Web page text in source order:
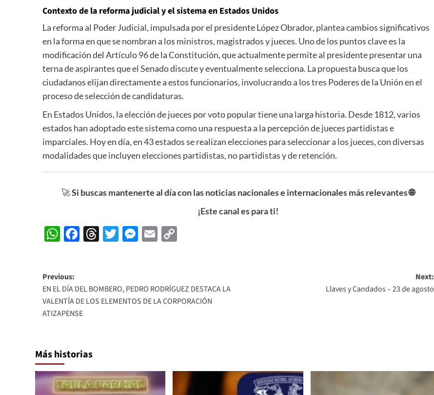
Contexto de la reforma judicial y el sistema en Estados Unidos
La reforma al Poder Judicial, impulsada por el presidente López Obrador, plantea cambios significativos
en la forma en que se nombran a los ministros, magistrados y jueces. Uno de los puntos clave es la
modificación del Artículo 96 de la Constitución, que actualmente permite al presidente presentar una
terna de aspirantes que el Senado discute y eventualmente selecciona. La propuesta busca que los
ciudadanos elijan directamente a estos funcionarios, involucrando a los tres Poderes de la Unión en el
proceso de selección de candidaturas.
En Estados Unidos, la elección de jueces por voto popular tiene una larga historia. Desde 1812, varios
estados han adoptado este sistema como una respuesta a la percepción de jueces partidistas e
imparciales. Hoy en día, en 43 estados se realizan elecciones para seleccionar a los jueces, con diversas
modalidades que incluyen elecciones partidistas, no partidistas y de retención.
🚀Si buscas mantenerte al día con las noticias nacionales e internacionales más relevantes 🌐
¡Este canal es para ti!
WhatsApp
Facebook
Threads
Twitter
Messenger
Email
Post
navigation
Previous:
EN EL DÍA DEL BOMBERO, PEDRO RODRÍGUEZ DESTACA LA
VALENTÍA DE LOS ELEMENTOS DE LA CORPORACIÓN
ATIZAPENSE
Next:
Llaves y Candados – 23 de agosto
Más historias